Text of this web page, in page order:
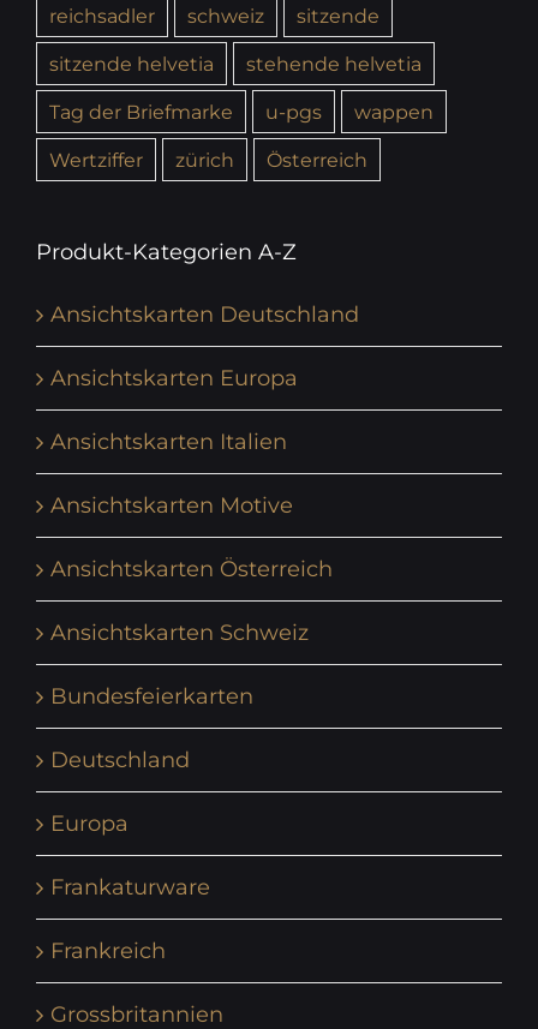
reichsadler
schweiz
sitzende
sitzende helvetia
stehende helvetia
Tag der Briefmarke
u-pgs
wappen
Wertziffer
zürich Österreich
Produkt-Kategorien A-Z
Ansichtskarten Deutschland
Ansichtskarten Europa
Ansichtskarten Italien
Ansichtskarten Motive
Ansichtskarten Österreich
Ansichtskarten Schweiz
Bundesfeierkarten
Deutschland
Europa
Frankaturware
Frankreich
Grossbritannien